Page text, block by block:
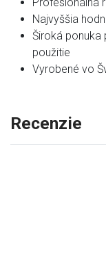
Najvyššia
Široká ponuka
použitie
Vyrobené vo
Recenzie